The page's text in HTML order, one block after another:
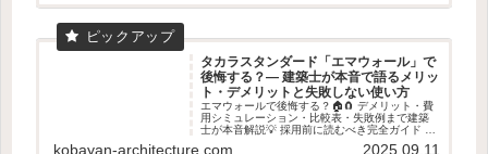
タカラスタンダード「エマウォール」で
後悔する？― 建築士が本音で語るメリッ
ト・デメリットと失敗しない使い方
エマウォールで後悔する？🏠🧲 デメリット・費
用シミュレーション・比較表・失敗例まで建築
士が本音解説💡 採用前に読むべき完全ガイド 👓
kobayan-architecture.com 2025.09.11